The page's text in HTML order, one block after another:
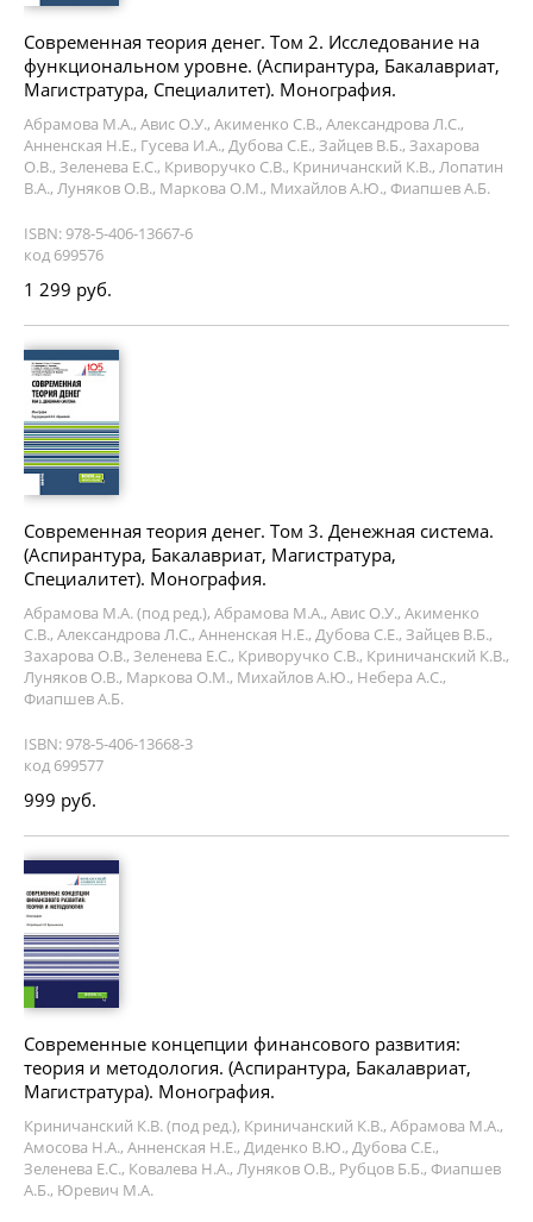
Современная теория денег. Том 2. Исследование на
функциональном уровне. (Аспирантура, Бакалавриат,
Магистратура, Специалитет). Монография.
Абрамова М.А., Авис О.У., Акименко С.В., Александрова Л.С.,
Анненская Н.Е., Гусева И.А., Дубова С.Е., Зайцев В.Б., Захарова
О.В., Зеленева Е.С., Криворучко С.В., Криничанский К.В., Лопатин
В.А., Луняков О.В., Маркова О.М., Михайлов А.Ю., Фиапшев А.Б.
ISBN: 978-5-406-13667-6
код 699576
1 299 руб.
Современная теория денег. Том 3. Денежная система.
(Аспирантура, Бакалавриат, Магистратура,
Специалитет). Монография.
Абрамова М.А. (под ред.), Абрамова М.А., Авис О.У., Акименко
С.В., Александрова Л.С., Анненская Н.Е., Дубова С.Е., Зайцев В.Б.,
Захарова О.В., Зеленева Е.С., Криворучко С.В., Криничанский К.В.,
Луняков О.В., Маркова О.М., Михайлов А.Ю., Небера А.С.,
Фиапшев А.Б.
ISBN: 978-5-406-13668-3
код 699577
999 руб.
Современные концепции финансового развития:
теория и методология. (Аспирантура, Бакалавриат,
Магистратура). Монография.
Криничанский К.В. (под ред.), Криничанский К.В., Абрамова М.А.,
Амосова Н.А., Анненская Н.Е., Диденко В.Ю., Дубова С.Е.,
Зеленева Е.С., Ковалева Н.А., Луняков О.В., Рубцов Б.Б., Фиапшев
А.Б., Юревич М.А.